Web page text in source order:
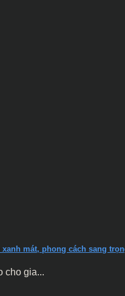
mát, phong cách sang
cho gia...